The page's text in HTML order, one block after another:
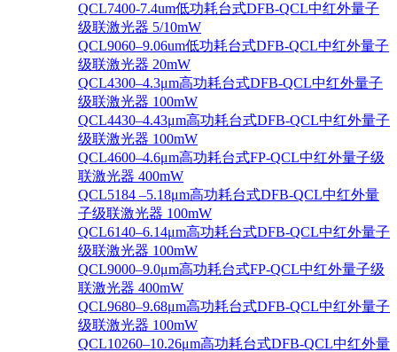
QCL7400-7.4um低功耗台式DFB-QCL中红外量子
级联激光器 5/10mW
QCL9060–9.06um低功耗台式DFB-QCL中红外量子
级联激光器 20mW
QCL4300–4.3μm高功耗台式DFB-QCL中红外量子
级联激光器 100mW
QCL4430–4.43μm高功耗台式DFB-QCL中红外量子
级联激光器 100mW
QCL4600–4.6μm高功耗台式FP-QCL中红外量子级
联激光器 400mW
QCL5184 –5.18μm高功耗台式DFB-QCL中红外量
子级联激光器 100mW
QCL6140–6.14μm高功耗台式DFB-QCL中红外量子
级联激光器 100mW
QCL9000–9.0μm高功耗台式FP-QCL中红外量子级
联激光器 400mW
QCL9680–9.68μm高功耗台式DFB-QCL中红外量子
级联激光器 100mW
QCL10260–10.26μm高功耗台式DFB-QCL中红外量